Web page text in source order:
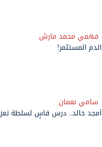
فهمي محمد مارش
الدم المستثمر!
سامي نعمان
أمجد خالد.. درس قاسٍ لسلطة تعز